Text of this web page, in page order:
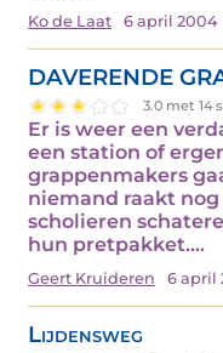
Ko de Laat 6 april 2004
DAVERENDE
3.0 met 14
Er is weer een
een station of
grappenmakers
niemand raakt
scholieren
hun pretpakket.…
Geert Kruideren 6 april
Lijdensweg